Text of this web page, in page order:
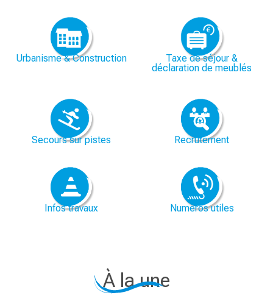
Urbanisme & Construction
Taxe de séjour &
déclaration de meublés
Secours sur pistes Recrutement
Infos travaux Numéros utiles
À la une